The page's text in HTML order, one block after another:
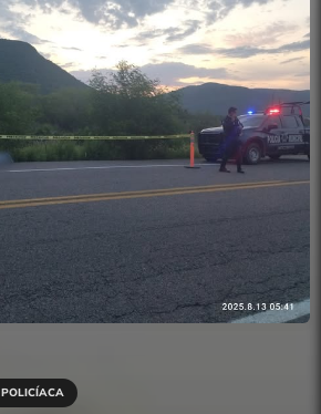
POLICÍACA